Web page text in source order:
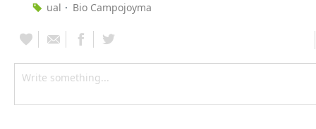
ual
Bio Campojoyma